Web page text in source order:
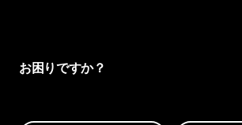
お困りですか？